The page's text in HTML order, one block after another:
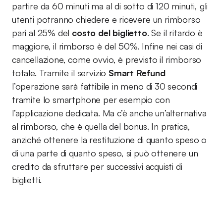
partire da 60 minuti ma al di sotto di 120 minuti, gli
utenti potranno chiedere e ricevere un rimborso
pari al 25% del costo del biglietto. Se il ritardo è
maggiore, il rimborso è del 50%. Infine nei casi di
cancellazione, come ovvio, è previsto il rimborso
totale. Tramite il servizio Smart Refund
l’operazione sarà fattibile in meno di 30 secondi
tramite lo smartphone per esempio con
l’applicazione dedicata. Ma c’è anche un’alternativa
al rimborso, che è quella del bonus. In pratica,
anziché ottenere la restituzione di quanto speso o
di una parte di quanto speso, si può ottenere un
credito da sfruttare per successivi acquisti di
biglietti.